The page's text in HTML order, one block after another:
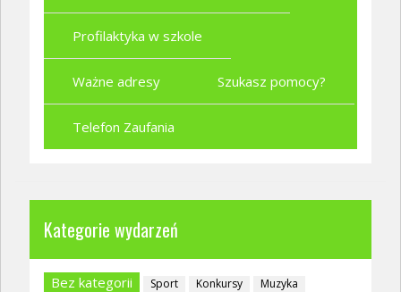
Profilaktyka w szkole
Ważne adresy Szukasz pomocy?
Telefon Zaufania
Kategorie wydarzeń
Bez kategorii Sport Konkursy Muzyka